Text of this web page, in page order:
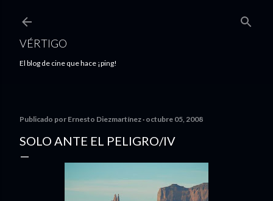
VÉRTIGO
El blog de cine que hace ¡ping!
Publicado por Ernesto Diezmartínez octubre 05, 2008
SOLO ANTE EL PELIGRO/IV